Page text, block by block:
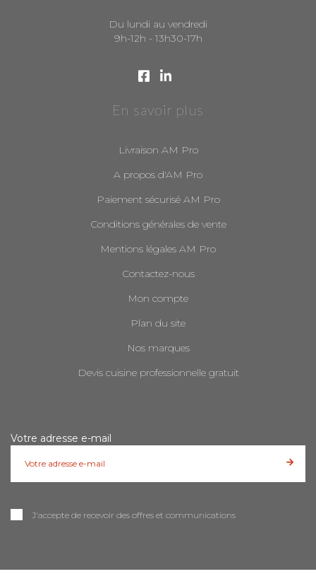
Du lundi au vendredi
9h-12h - 13h30-17h
En savoir plus
Livraison AM Pro
A propos d'AM Pro
Paiement sécurisé AM Pro
Conditions générales de vente
Mentions légales AM Pro
Contactez-nous
Mon compte
Plan du site
Nos marques
Devis cuisine professionnelle gratuit
Votre adresse e-mail
J'accepte de recevoir des offres et communications